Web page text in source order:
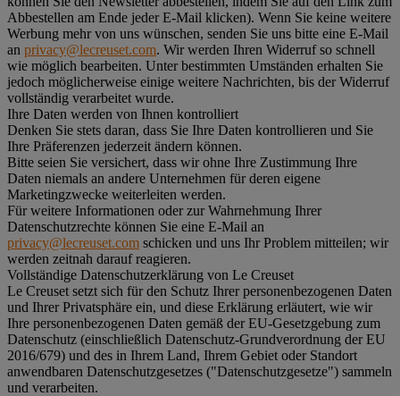
Abbestellen am Ende jeder E-Mail klicken). Wenn Sie keine weitere
Werbung mehr von uns wünschen, senden Sie uns bitte eine E-Mail
an privacy@lecreuset.com. Wir werden Ihren Widerruf so schnell
wie möglich bearbeiten. Unter bestimmten Umständen erhalten Sie
jedoch möglicherweise einige weitere Nachrichten, bis der Widerruf
vollständig verarbeitet wurde.
Ihre Daten werden von Ihnen kontrolliert
Denken Sie stets daran, dass Sie Ihre Daten kontrollieren und Sie
Ihre Präferenzen jederzeit ändern können.
Bitte seien Sie versichert, dass wir ohne Ihre Zustimmung Ihre
Daten niemals an andere Unternehmen für deren eigene
Marketingzwecke weiterleiten werden.
Für weitere Informationen oder zur Wahrnehmung Ihrer
Datenschutzrechte können Sie eine E-Mail an
privacy@lecreuset.com schicken und uns Ihr Problem mitteilen; wir
werden zeitnah darauf reagieren.
Vollständige Datenschutzerklärung von Le Creuset
Le Creuset setzt sich für den Schutz Ihrer personenbezogenen Daten
und Ihrer Privatsphäre ein, und diese Erklärung erläutert, wie wir
Ihre personenbezogenen Daten gemäß der EU-Gesetzgebung zum
Datenschutz (einschließlich Datenschutz-Grundverordnung der EU
2016/679) und des in Ihrem Land, Ihrem Gebiet oder Standort
anwendbaren Datenschutzgesetzes ("Datenschutzgesetze") sammeln
und verarbeiten.